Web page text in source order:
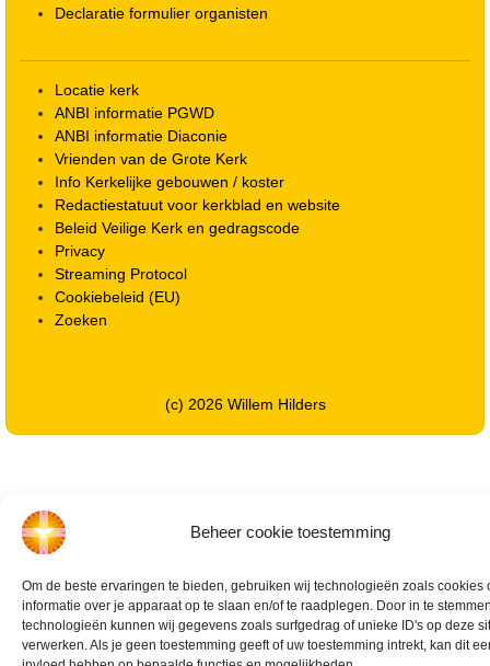
Beheer cookie toestemming
Om de beste ervaringen te bieden, gebruiken wij technologieën zoals cookies
informatie over je apparaat op te slaan en/of te raadplegen. Door in te
technologieën kunnen wij gegevens zoals surfgedrag of unieke ID's op deze
verwerken. Als je geen toestemming geeft of uw toestemming intrekt, kan dit
Declaratie formulier organisten
Locatie kerk
ANBI informatie PGWD
ANBI informatie Diaconie
Vrienden van de Grote Kerk
Info Kerkelijke gebouwen / koster
Redactiestatuut voor kerkblad en website
Beleid Veilige Kerk en gedragscode
Privacy
Streaming Protocol
Cookiebeleid (EU)
Zoeken
(c) 2026 Willem Hilders